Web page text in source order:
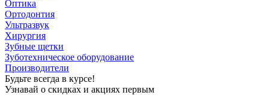
Оптика
Ортодонтия
Ультразвук
Хирургия
Зубные щетки
Зуботехническое оборудование
Производители
Будьте всегда в курсе!
Узнавай о скидках и акциях первым